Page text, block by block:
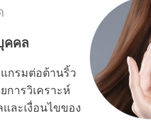
คคล
กรมต่อต้านริ้ว
ารวิเคราะห์
ละเงื่อนไขของ